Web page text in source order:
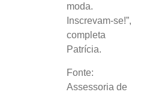
moda.
Inscrevam-se!”,
completa
Patrícia.
Fonte:
Assessoria de